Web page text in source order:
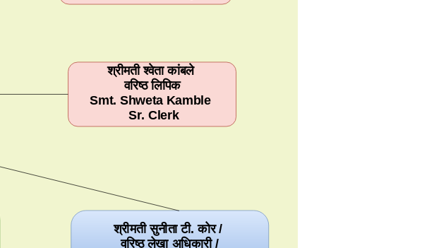
श्रीमती श्वेता कांबले
वरिष्ठ लिपिक
Smt. Shweta Kamble
Sr. Clerk
श्रीमती सुनीता टी. कोर /
वरिष्ठ लेखा अधिकारी /